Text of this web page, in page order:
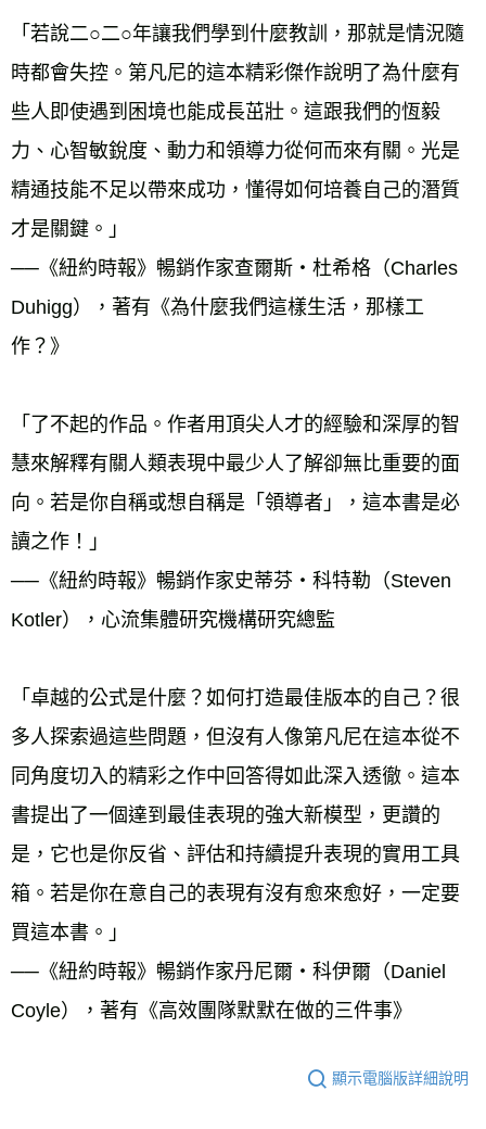
「若說二○二○年讓我們學到什麼教訓，那就是情況隨
時都會失控。第凡尼的這本精彩傑作說明了為什麼有
些人即使遇到困境也能成長茁壯。這跟我們的恆毅
力、心智敏銳度、動力和領導力從何而來有關。光是
精通技能不足以帶來成功，懂得如何培養自己的潛質
才是關鍵。」
──《紐約時報》暢銷作家查爾斯‧杜希格（Charles
Duhigg），著有《為什麼我們這樣生活，那樣工
作？》
「了不起的作品。作者用頂尖人才的經驗和深厚的智
慧來解釋有關人類表現中最少人了解卻無比重要的面
向。若是你自稱或想自稱是「領導者」，這本書是必
讀之作！」
──《紐約時報》暢銷作家史蒂芬‧科特勒（Steven
Kotler），心流集體研究機構研究總監
「卓越的公式是什麼？如何打造最佳版本的自己？很
多人探索過這些問題，但沒有人像第凡尼在這本從不
同角度切入的精彩之作中回答得如此深入透徹。這本
書提出了一個達到最佳表現的強大新模型，更讚的
是，它也是你反省、評估和持續提升表現的實用工具
箱。若是你在意自己的表現有沒有愈來愈好，一定要
買這本書。」
──《紐約時報》暢銷作家丹尼爾‧科伊爾（Daniel
Coyle），著有《高效團隊默默在做的三件事》
顯示電腦版詳細說明